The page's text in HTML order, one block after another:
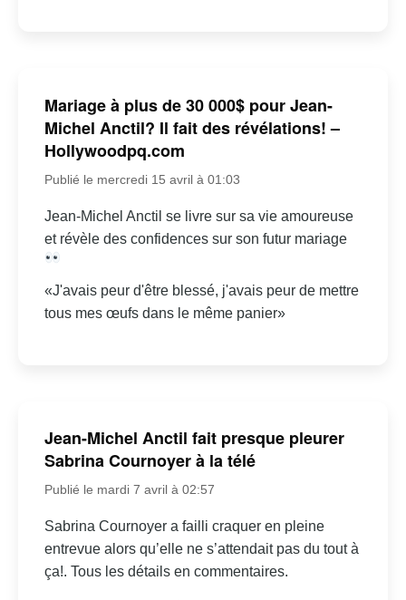
Mariage à plus de 30 000$ pour Jean-
Michel Anctil? Il fait des révélations! –
Hollywoodpq.com
Publié le mercredi 15 avril à 01:03
Jean-Michel Anctil se livre sur sa vie amoureuse
et révèle des confidences sur son futur mariage
«J'avais peur d'être blessé, j'avais peur de mettre
tous mes œufs dans le même panier»
Jean-Michel Anctil fait presque pleurer
Sabrina Cournoyer à la télé
Publié le mardi 7 avril à 02:57
Sabrina Cournoyer a failli craquer en pleine
entrevue alors qu’elle ne s’attendait pas du tout à
ça!. Tous les détails en commentaires.